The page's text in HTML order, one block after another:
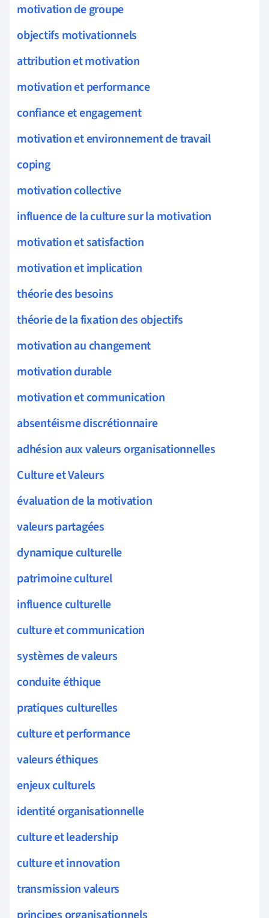
motivation de groupe
objectifs motivationnels
attribution et motivation
motivation et performance
confiance et engagement
motivation et environnement de travail
coping
motivation collective
influence de la culture sur la motivation
motivation et satisfaction
motivation et implication
théorie des besoins
théorie de la fixation des objectifs
motivation au changement
motivation durable
motivation et communication
absentéisme discrétionnaire
adhésion aux valeurs organisationnelles
Culture et Valeurs
évaluation de la motivation
valeurs partagées
dynamique culturelle
patrimoine culturel
influence culturelle
culture et communication
systèmes de valeurs
conduite éthique
pratiques culturelles
culture et performance
valeurs éthiques
enjeux culturels
identité organisationnelle
culture et leadership
culture et innovation
transmission valeurs